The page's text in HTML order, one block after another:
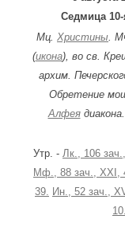
Седмица
Мц. Христины .
(икона), во св.
архим.
Обретение
Алфея
Утр. - Лк., 106
Мф., 88 зач., XXI,
39. Ин., 52 зач.,
10.